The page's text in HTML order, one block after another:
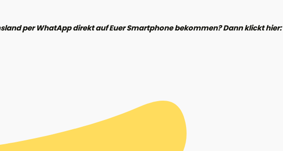
per WhatApp direkt auf Euer Smartphone bekommen? Dann klickt hier: